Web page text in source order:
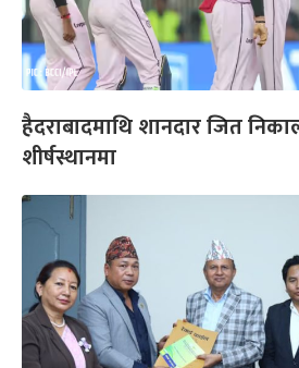
हैदराबादमाथि शानदार जित
शीर्षस्थानमा